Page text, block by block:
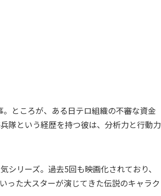
ところが、ある日テロ組織の不審な資金
隊という経歴を持つ彼は、分析力と行動力
リーズ。過去5回も映画化されており、
った大スターが演じてきた伝説のキャラク